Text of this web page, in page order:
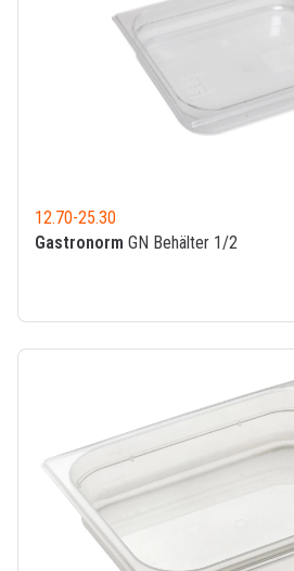
12.70-25.30
Gastronorm GN Behälter 1/2